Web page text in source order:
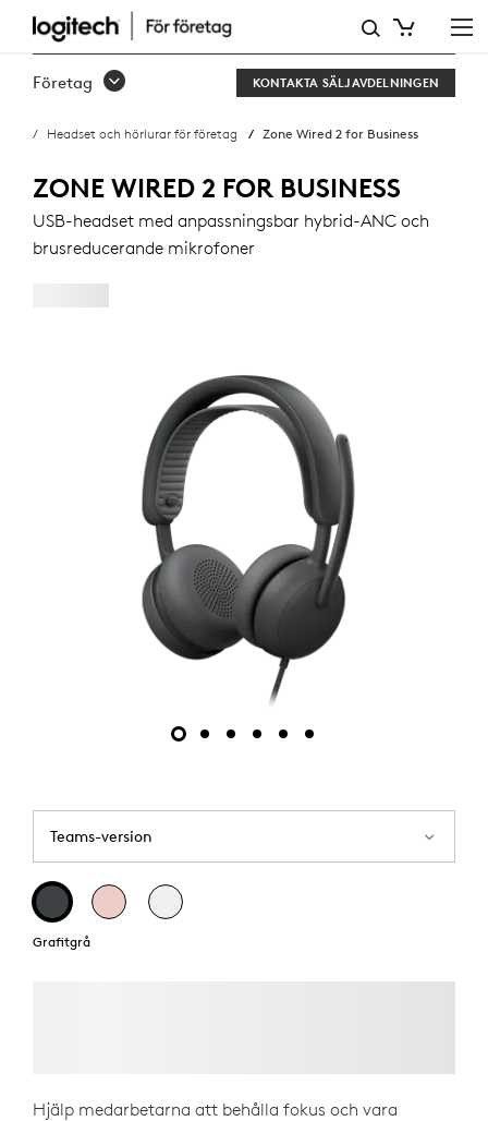
ZONE
WIRED
FOR
BUSINESS
Företag KONTAKTA SÄLJAVDELNINGEN
Headset och hörlurar för företag Zone Wired 2 for Business
ZONE WIRED 2 FOR BUSINESS
USB-headset med anpassningsbar hybrid-ANC och
brusreducerande mikrofoner
Teams-version
Grafitgrå
Hjälp medarbetarna att behålla fokus och vara